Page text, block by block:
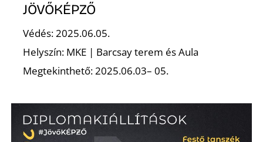
JÖVŐKÉPZŐ
Védés: 2025.06.05.
Helyszín: MKE | Barcsay terem és Aula
Megtekinthető: 2025.06.03– 05.